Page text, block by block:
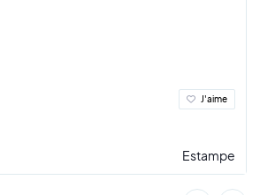
J'aime
Estampe